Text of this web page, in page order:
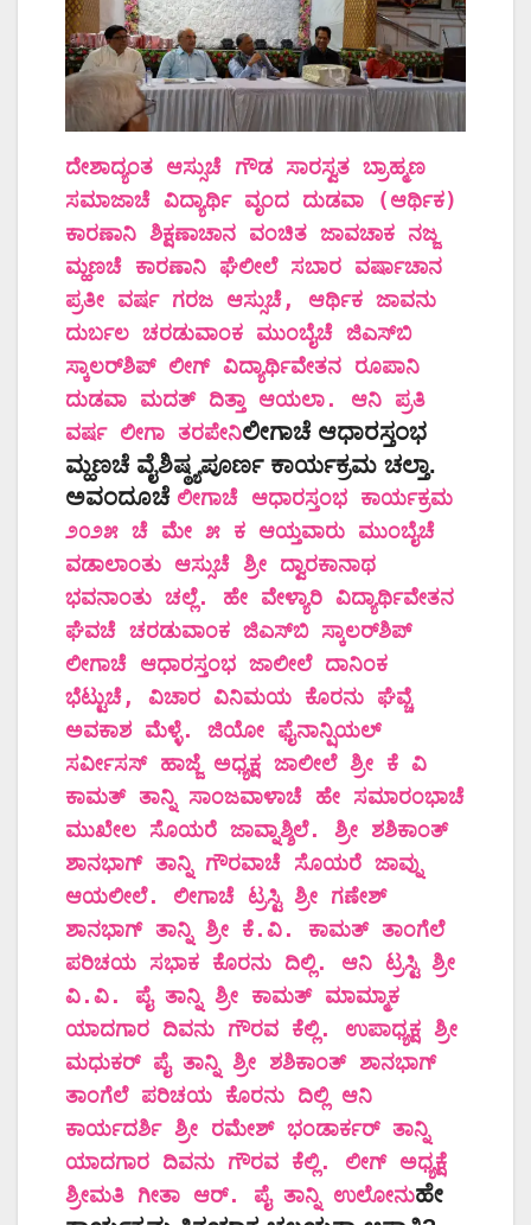
ದೇಶಾದ್ಯಂತ ಆಸ್ಸುಚೆ ಗೌಡ ಸಾರಸ್ವತ ಬ್ರಾಹ್ಮಣ
ಸಮಾಜಾಚೆ ವಿದ್ಯಾರ್ಥಿ ವೃಂದ ದುಡವಾ (ಆರ್ಥಿಕ)
ಕಾರಣಾನಿ ಶಿಕ್ಷಣಾಚಾನ ವಂಚಿತ ಜಾವಚಾಕ ನಜ್ಜ
ಮ್ಹಣಚೆ ಕಾರಣಾನಿ ಘೆಲೀಲೆ ಸಬಾರ ವರ್ಷಾಚಾನ
ಪ್ರತೀ ವರ್ಷ ಗರಜ ಆಸ್ಸುಚೆ, ಆರ್ಥಿಕ ಜಾವನು
ದುರ್ಬಲ ಚರಡುವಾಂಕ ಮುಂಬೈಚೆ ಜಿ‌ಎಸ್‌ಬಿ
ಸ್ಕಾಲರ್‌ಶಿಪ್ ಲೀಗ್ ವಿದ್ಯಾರ್ಥಿವೇತನ ರೂಪಾನಿ
ದುಡವಾ ಮದತ್ ದಿತ್ತಾ ಆಯಲಾ. ಆನಿ ಪ್ರತಿ
ವರ್ಷ ಲೀಗಾ ತರಪೇನಿಲೀಗಾಚೆ ಆಧಾರಸ್ತಂಭ
ಮ್ಹಣಚೆ ವೈಶಿಷ್ಠ್ಯಪೂರ್ಣ ಕಾರ್ಯಕ್ರಮ ಚಲ್ತಾ.
ಅವಂದೂಚೆ ಲೀಗಾಚೆ ಆಧಾರಸ್ತಂಭ ಕಾರ್ಯಕ್ರಮ
೨೦೨೫ ಚೆ ಮೇ ೫ ಕ ಆಯ್ತವಾರು ಮುಂಬೈಚೆ
ವಡಾಲಾಂತು ಆಸ್ಸುಚೆ ಶ್ರೀ ದ್ವಾರಕಾನಾಥ
ಭವನಾಂತು ಚಲ್ಲೆ. ಹೇ ವೇಳ್ಯಾರಿ ವಿದ್ಯಾರ್ಥಿವೇತನ
ಘೆವಚೆ ಚರಡುವಾಂಕ ಜಿ‌ಎಸ್‌ಬಿ ಸ್ಕಾಲರ್‌ಶಿಪ್
ಲೀಗಾಚೆ ಆಧಾರಸ್ತಂಭ ಜಾಲೀಲೆ ದಾನಿಂಕ
ಭೆಟ್ಟುಚೆ, ವಿಚಾರ ವಿನಿಮಯ ಕೊರನು ಘೆವ್ಚೆ
ಅವಕಾಶ ಮೆಳ್ಳೆ. ಜಿಯೋ ಫೈನಾನ್ಷಿಯಲ್
ಸರ್ವೀಸಸ್ ಹಾಜ್ಜೆ ಅಧ್ಯಕ್ಷ ಜಾಲೀಲೆ ಶ್ರೀ ಕೆ ವಿ
ಕಾಮತ್ ತಾನ್ನಿ ಸಾಂಜವಾಳಾಚೆ ಹೇ ಸಮಾರಂಭಾಚೆ
ಮುಖೇಲ ಸೊಯರೆ ಜಾವ್ನಾಶ್ಶಿಲೆ. ಶ್ರೀ ಶಶಿಕಾಂತ್
ಶಾನಭಾಗ್ ತಾನ್ನಿ ಗೌರವಾಚೆ ಸೊಯರೆ ಜಾವ್ನು
ಆಯಲೀಲೆ. ಲೀಗಾಚೆ ಟ್ರಸ್ಟಿ ಶ್ರೀ ಗಣೇಶ್
ಶಾನಭಾಗ್ ತಾನ್ನಿ ಶ್ರೀ ಕೆ.ವಿ. ಕಾಮತ್ ತಾಂಗೆಲೆ
ಪರಿಚಯ ಸಭಾಕ ಕೊರನು ದಿಲ್ಲಿ. ಆನಿ ಟ್ರಸ್ಟಿ ಶ್ರೀ
ವಿ.ವಿ. ಪೈ ತಾನ್ನಿ ಶ್ರೀ ಕಾಮತ್ ಮಾಮ್ಮಾಕ
ಯಾದಗಾರ ದಿವನು ಗೌರವ ಕೆಲ್ಲಿ. ಉಪಾಧ್ಯಕ್ಷ ಶ್ರೀ
ಮಧುಕರ್ ಪೈ ತಾನ್ನಿ ಶ್ರೀ ಶಶಿಕಾಂತ್ ಶಾನಭಾಗ್
ತಾಂಗೆಲೆ ಪರಿಚಯ ಕೊರನು ದಿಲ್ಲಿ ಆನಿ
ಕಾರ್ಯದರ್ಶಿ ಶ್ರೀ ರಮೇಶ್ ಭಂಡಾರ್ಕರ್ ತಾನ್ನಿ
ಯಾದಗಾರ ದಿವನು ಗೌರವ ಕೆಲ್ಲಿ. ಲೀಗ್ ಅಧ್ಯಕ್ಷೆ
ಶ್ರೀಮತಿ ಗೀತಾ ಆರ್. ಪೈ ತಾನ್ನಿ ಉಲೋನುಹೇ